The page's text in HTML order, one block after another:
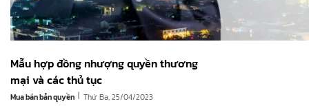
Mẫu hợp đồng nhượng quyền thương
mại và các thủ tục
Mua bán bản quyền | Thứ Ba, 25/04/2023